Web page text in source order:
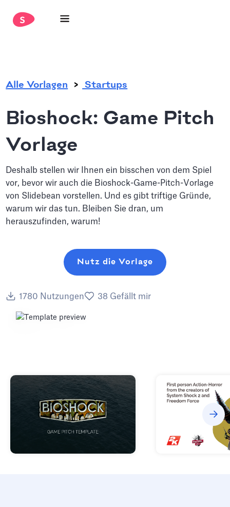
Alle Vorlagen Startups
Bioshock: Game Pitch
Vorlage
Deshalb stellen wir Ihnen ein bisschen von dem Spiel
vor, bevor wir auch die Bioshock-Game-Pitch-Vorlage
von Slidebean vorstellen. Und es gibt triftige Gründe,
warum wir das tun. Bleiben Sie dran, um
herauszufinden, warum!
Nutz die Vorlage
1780 Nutzungen 38 Gefällt mir